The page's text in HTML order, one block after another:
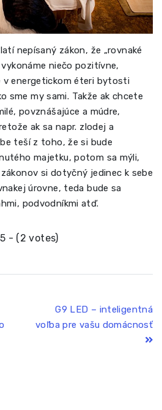
nepísaný zákon, že „rovnaké
niečo pozitívne,
v energetickom éteri bytosti
sme my sami. Takže ak chcete
povznášajúce a múdre,
ak sa napr. zlodej a
teší z toho, že si bude
majetku, potom sa mýli,
si dotyčný jedinec k sebe
úrovne, teda bude sa
podvodníkmi atď.
- (2 votes)
G9 LED – inteligentná
voľba pre vašu domácnosť